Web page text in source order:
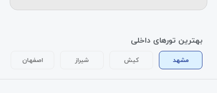
بهترین تورهای داخلی
مشهد کیش شیراز اصفهان